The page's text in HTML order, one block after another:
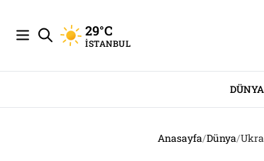
29°C
İSTANBUL
DÜNYA
Anasayfa/Dünya/